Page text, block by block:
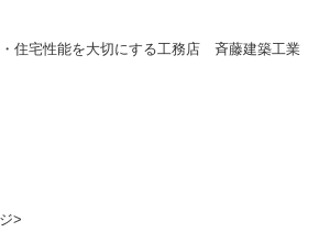
住宅性能を大切にする工務店 斉藤建築工業
>